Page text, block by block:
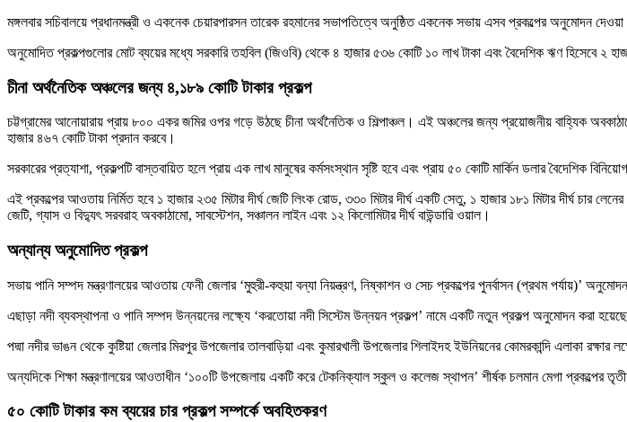
মঙ্গলবার সচিবালয়ে প্রধানমন্ত্রী ও একনেক চেয়ারপারসন তারেক রহমানের সভাপতিত্বে অনুষ্ঠিত একনেক সভায় এসব প্রকল্পের অনুমোদন
অনুমোদিত প্রকল্পগুলোর মোট ব্যয়ের মধ্যে সরকারি তহবিল (জিওবি) থেকে ৪ হাজার ৫৩৬ কোটি ১০ লাখ টাকা এবং বৈদেশিক ঋণ হিসেবে ২
চীনা অর্থনৈতিক অঞ্চলের জন্য ৪,১৮৯ কোটি টাকার প্রকল্প
চট্টগ্রামের আনোয়ারায় প্রায় ৮০০ একর জমির ওপর গড়ে উঠছে চীনা অর্থনৈতিক ও শিল্পাঞ্চল। এই অঞ্চলের জন্য প্রয়োজনীয় বাহ্যিক
হাজার ৪৬৭ কোটি টাকা প্রদান করবে।
সরকারের প্রত্যাশা, প্রকল্পটি বাস্তবায়িত হলে প্রায় এক লাখ মানুষের কর্মসংস্থান সৃষ্টি হবে এবং প্রায় ৫০ কোটি মার্কিন ডলার বৈদেশিক
এই প্রকল্পের আওতায় নির্মিত হবে ১ হাজার ২৩৫ মিটার দীর্ঘ জেটি লিংক রোড, ৩৩০ মিটার দীর্ঘ একটি সেতু, ১ হাজার ১৮১ মিটার দীর্ঘ চার
জেটি, গ্যাস ও বিদ্যুৎ সরবরাহ অবকাঠামো, সাবস্টেশন, সঞ্চালন লাইন এবং ১২ কিলোমিটার দীর্ঘ বাউন্ডারি ওয়াল।
অন্যান্য অনুমোদিত প্রকল্প
সভায় পানি সম্পদ মন্ত্রণালয়ের আওতায় ফেনী জেলার ‘মুহুরী-কহুয়া বন্যা নিয়ন্ত্রণ, নিষ্কাশন ও সেচ প্রকল্পের পুনর্বাসন (প্রথম পর্যায়)’
এছাড়া নদী ব্যবস্থাপনা ও পানি সম্পদ উন্নয়নের লক্ষ্যে ‘করতোয়া নদী সিস্টেম উন্নয়ন প্রকল্প’ নামে একটি নতুন প্রকল্প অনুমোদন করা
পদ্মা নদীর ভাঙন থেকে কুষ্টিয়া জেলার মিরপুর উপজেলার তালবাড়িয়া এবং কুমারখালী উপজেলার শিলাইদহ ইউনিয়নের কোমরকান্দি এলাকা
অন্যদিকে শিক্ষা মন্ত্রণালয়ের আওতাধীন ‘১০০টি উপজেলায় একটি করে টেকনিক্যাল স্কুল ও কলেজ স্থাপন’ শীর্ষক চলমান মেগা প্রকল্পের
৫০ কোটি টাকার কম ব্যয়ের চার প্রকল্প সম্পর্কে অবহিতকরণ